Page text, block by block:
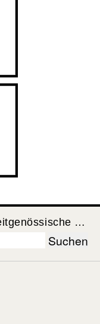
Galerie Wedding - Raum für zeitgenössische Kunst